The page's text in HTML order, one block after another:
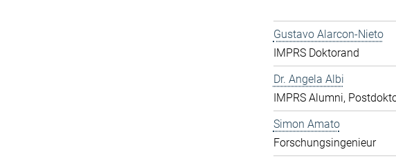
Gustavo Alarcon-Nieto
IMPRS Doktorand
Dr. Angela Albi
IMPRS Alumni,
Simon Amato
Forschungsingenieur